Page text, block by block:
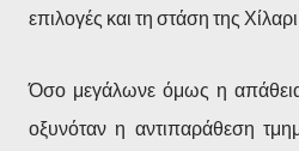
επιλογές και τη στάση της
Όσο μεγάλωνε όμως η
οξυνόταν η αντιπαράθεση